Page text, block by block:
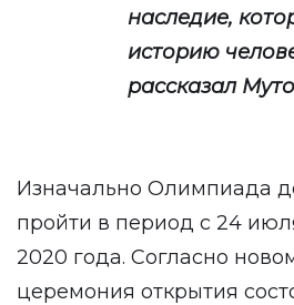
наследие,
историю
рассказал
Изначально Олимпиада
пройти в период с 24
2020 года. Согласно
церемония открытия